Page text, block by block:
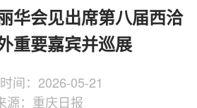
态 统战历史文化
华会见出席第八届西洽
重要嘉宾并巡展
间： 2026-05-21
源： 重庆日报